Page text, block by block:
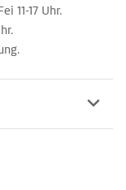
11-17 Uhr.